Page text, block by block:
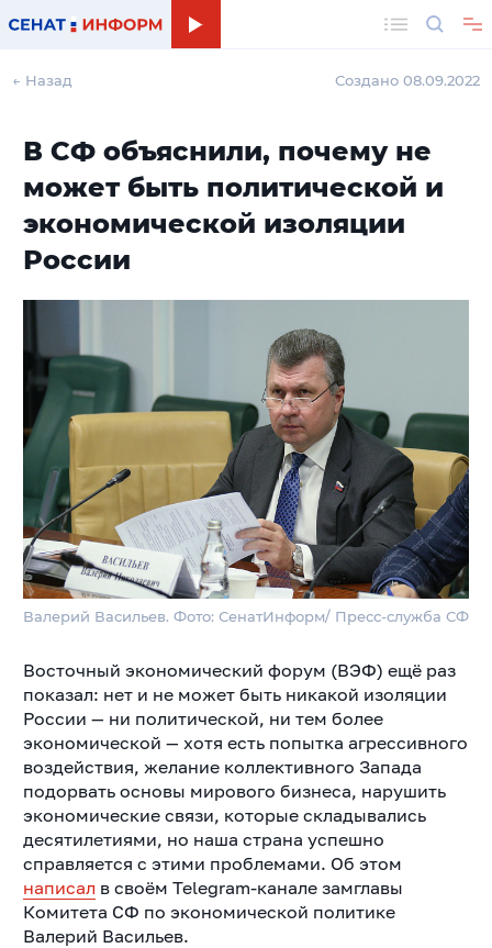
← Назад Создано 08.09.2022
В СФ объяснили, почему не
может быть политической и
экономической изоляции
России
Валерий Васильев. Фото: СенатИнформ/ Пресс-служба СФ
Восточный экономический форум (ВЭФ) ещё раз
показал: нет и не может быть никакой изоляции
России — ни политической, ни тем более
экономической — хотя есть попытка агрессивного
воздействия, желание коллективного Запада
подорвать основы мирового бизнеса, нарушить
экономические связи, которые складывались
десятилетиями, но наша страна успешно
справляется с этими проблемами. Об этом
написал в своём Telegram-канале замглавы
Комитета СФ по экономической политике
Валерий Васильев.